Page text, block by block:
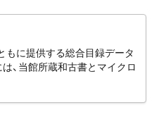
もに提供する総合目録データ
、当館所蔵和古書とマイクロ